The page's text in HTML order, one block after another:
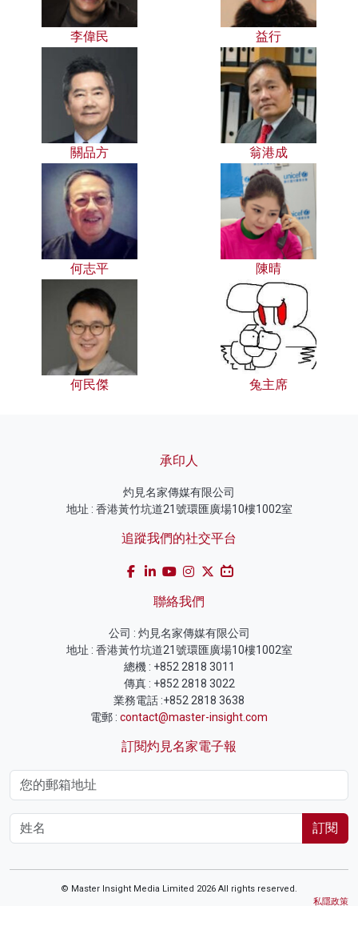
李偉民 益行
關品方 翁港成
何志平 陳晴
何民傑 兔主席
承印人
灼見名家傳媒有限公司
地址 : 香港黃竹坑道21號環匯廣場10樓1002室
追蹤我們的社交平台
聯絡我們
公司 : 灼見名家傳媒有限公司
地址 : 香港黃竹坑道21號環匯廣場10樓1002室
總機 : +852 2818 3011
傳真 : +852 2818 3022
業務電話 :+852 2818 3638
電郵 : contact@master-insight.com
訂閱灼見名家電子報
訂閱
© Master Insight Media Limited 2026 All rights reserved.
私隱政策